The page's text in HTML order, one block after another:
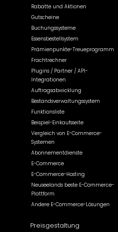
Rabatte und Aktionen
Gutscheine
Buchungssysteme
Essensbestellsystem
Prämienpunkte-Treueprogramm
Frachtrechner
Plugins / Partner / API-
Integrationen
Auftragsabwicklung
Bestandsverwaltungssystem
Funktionsliste
Beispiel-Einkaufsseite
Vergleich von E-Commerce-
Systemen
Abonnementdienste
E-Commerce
E-Commerce-Hosting
Neuseelands beste E-Commerce-
Plattform
Andere E-Commerce-Lösungen
Preisgestaltung